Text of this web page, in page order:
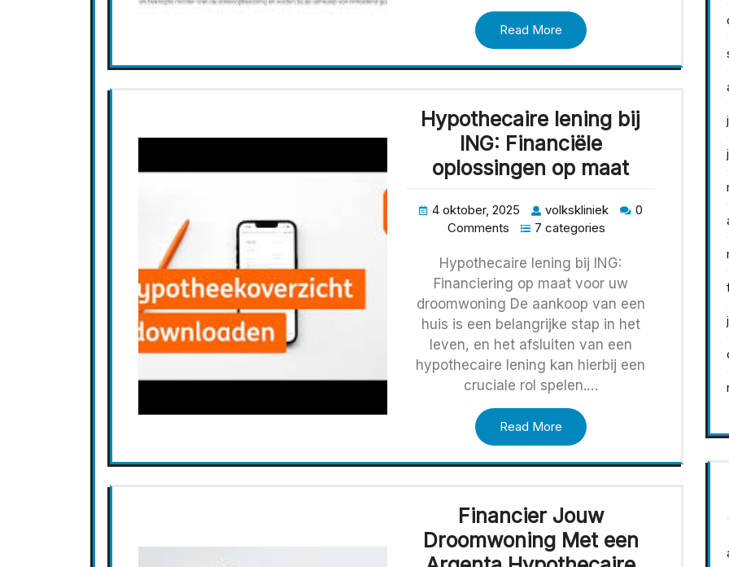
Read More
Hypothecaire lening bij
ING: Financiële
oplossingen op maat
4 oktober, 2025 volkskliniek
0
Comments
7 categories
Hypothecaire lening bij ING:
Financiering op maat voor uw
droomwoning De aankoop van een
huis is een belangrijke stap in het
leven, en het afsluiten van een
hypothecaire lening kan hierbij een
cruciale rol spelen.…
Read More
Financier Jouw
Droomwoning Met een